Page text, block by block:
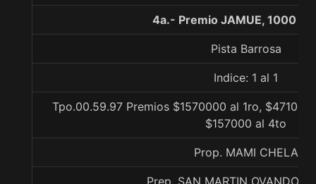
4a.- Premio JAMUE, 1000
Pista Barrosa
Indice: 1 al 1
Tpo.00.59.97 Premios $1570000 al 1ro,
$157000 al 4to
Prop. MAMI CHELA
Prep. SAN MARTIN OVANDO